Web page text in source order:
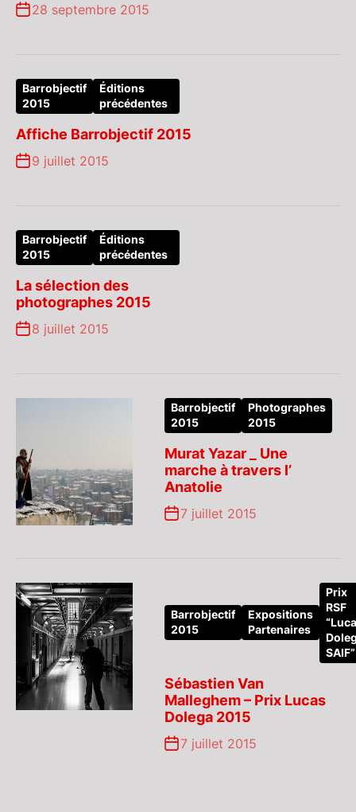
28 septembre 2015
Barrobjectif
2015
Éditions
précédentes
Affiche Barrobjectif 2015
9 juillet 2015
Barrobjectif
2015
Éditions
précédentes
La sélection des
photographes 2015
8 juillet 2015
Barrobjectif
2015
Photographes
2015
Murat Yazar _ Une
marche à travers l’
Anatolie
7 juillet 2015
Barrobjectif
2015
Expositions
Partenaires
Prix
RSF
SAIF”
Sébastien Van
Malleghem – Prix Lucas
Dolega 2015
7 juillet 2015